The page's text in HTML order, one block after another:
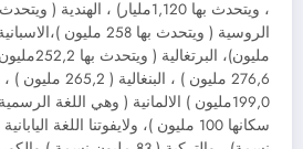
مليون)،
276,6 مليون ) ،
199,0مليون ) الالمانية ( وهي اللغة